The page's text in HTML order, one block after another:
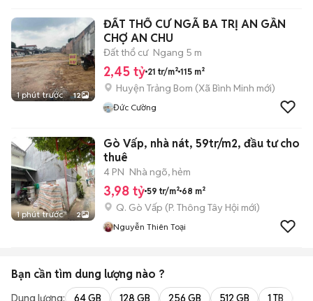
1 phút trước 12
ĐẤT THỔ CƯ NGÃ BA TRỊ AN GẦN
CHỢ AN CHU
Đất thổ cư Ngang 5 m
2,45 tỷ 21 tr/m² 115 m²
Huyện Trảng Bom (Xã Bình Minh mới)
Đức Cường
1 phút trước 2
Gò Vấp, nhà nát, 59tr/m2, đầu tư cho
thuê
4 PN Nhà ngõ, hẻm
3,98 tỷ 59 tr/m² 68 m²
Q. Gò Vấp (P. Thông Tây Hội mới)
Nguyễn Thiên Toại
Bạn cần tìm dung lượng nào ?
Dung lượng: 64 GB 128 GB 256 GB 512 GB 1 TB